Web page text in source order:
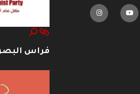
فراس